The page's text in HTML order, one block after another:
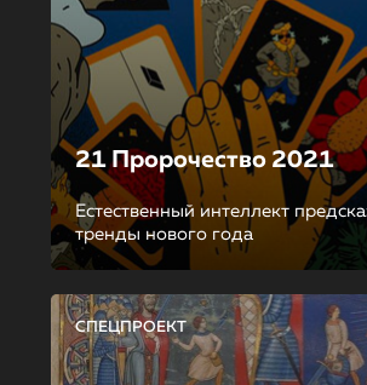
21 Пророчество 2021
Естественный интеллект
тренды нового года
СПЕЦПРОЕКТ